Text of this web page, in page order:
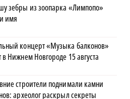
зебры из зоопарка «Лимпопо»
имя
концерт «Музыка балконов»
в Нижнем Новгороде 15 августа
строители поднимали камни
археолог раскрыл секреты